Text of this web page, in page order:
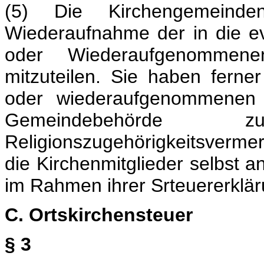
(5) Die
Wiederaufnahme der in die
oder
mitzuteilen. Sie haben
oder
die Kirchenmitglieder selbst
im Rahmen ihrer
C. Ortskirchensteuer
§ 3